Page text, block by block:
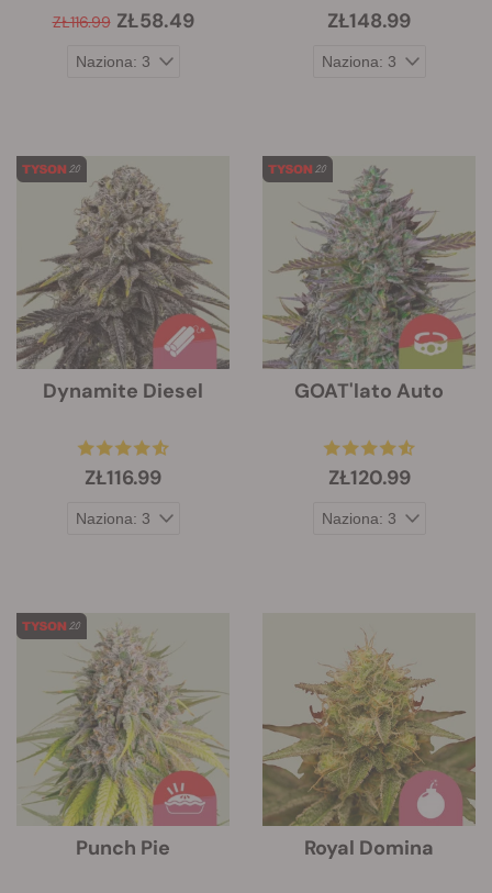
ZŁ116.99 ZŁ58.49 ZŁ148.99
Dynamite Diesel
ZŁ116.99
GOAT'lato Auto
ZŁ120.99
Punch Pie Royal Domina